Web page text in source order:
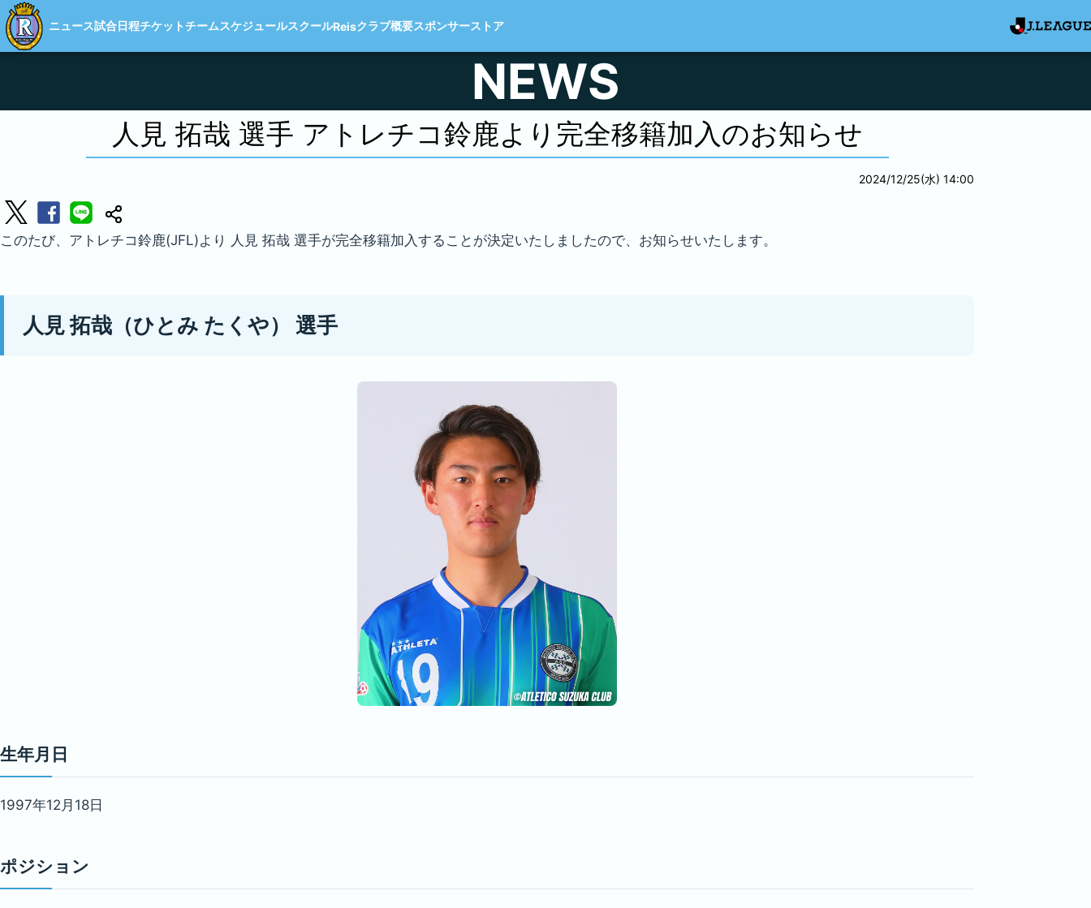
ニュース試合日程チケットチームスケジュールスクールReisクラブ概要スポンサーストア
NEWS
人見 拓哉 選手 アトレチコ鈴鹿より完全移籍加入のお知らせ
2024/12/25(水) 14:00
このたび、アトレチコ鈴鹿(JFL)より 人見 拓哉 選手が完全移籍加入することが決定いたしましたので、お知らせいたします。
人見 拓哉（ひとみ たくや） 選手
生年月日
1997年12月18日
ポジション